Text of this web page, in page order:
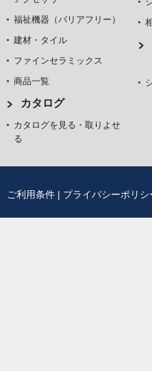
福祉機器（バリアフリー）
建材・タイル
ファインセラミックス
商品一覧
カタログ
カタログを見る・取りよせ
る
ご利用条件 | プライバシーポリシ